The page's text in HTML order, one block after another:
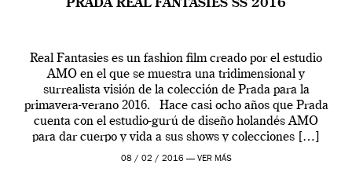
PRADA REAL FANTASIES SS 2016
Real Fantasies es un fashion film creado por el estudio
AMO en el que se muestra una tridimensional y
surrealista visión de la colección de Prada para la
primavera-verano 2016. Hace casi ocho años que Prada
cuenta con el estudio-gurú de diseño holandés AMO
para dar cuerpo y vida a sus shows y colecciones […]
08 / 02 / 2016 — VER MÁS